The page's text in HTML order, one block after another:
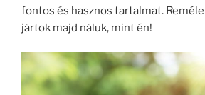
fontos és hasznos tartalmat.
jártok majd náluk, mint én!